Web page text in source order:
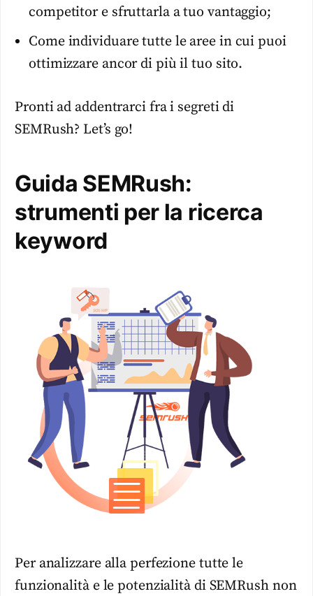
competitor e sfruttarla a tuo vantaggio;
Come individuare tutte le aree in cui puoi
ottimizzare ancor di più il tuo sito.
Pronti ad addentrarci fra i segreti di
SEMRush? Let’s go!
Guida SEMRush:
strumenti per la ricerca
keyword
Per analizzare alla perfezione tutte le
funzionalità e le potenzialità di SEMRush non